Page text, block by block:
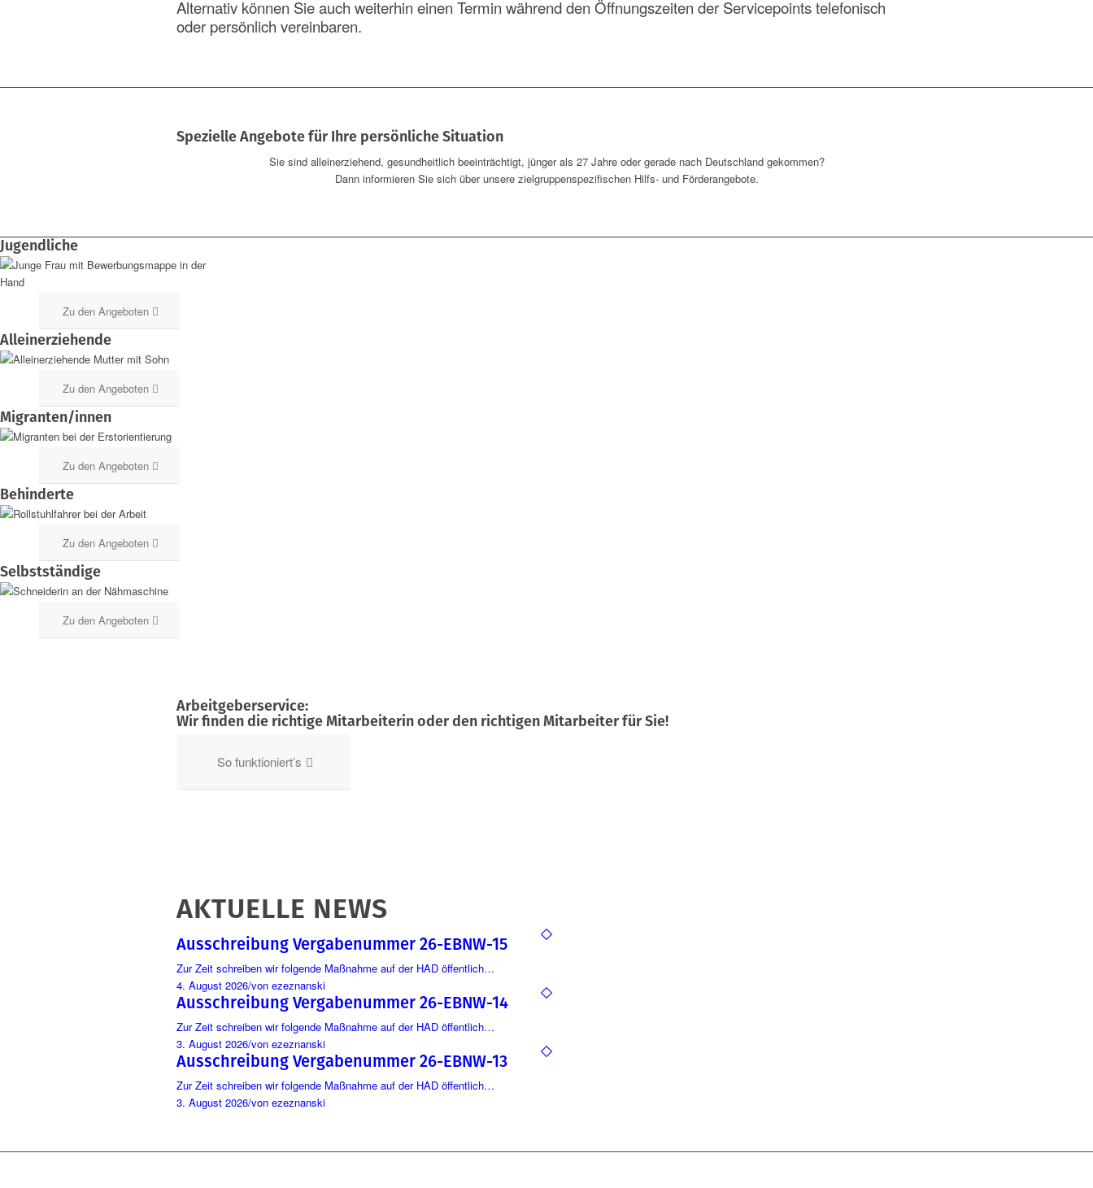
Alternativ können Sie auch weiterhin einen Termin während den Öffnungszeiten der Servicepoints telefonisch
oder persönlich vereinbaren.
Spezielle Angebote für Ihre persönliche Situation
Sie sind alleinerziehend, gesundheitlich beeinträchtigt, jünger als 27 Jahre oder gerade nach Deutschland gekommen?
Dann informieren Sie sich über unsere zielgruppenspezifischen Hilfs- und Förderangebote.
Jugendliche
Zu den Angeboten
Alleinerziehende
Zu den Angeboten
Migranten/innen
Zu den Angeboten
Behinderte
Zu den Angeboten
Selbstständige
Zu den Angeboten
Arbeitgeberservice:
Wir finden die richtige Mitarbeiterin oder den richtigen Mitarbeiter für Sie!
So funktioniert’s
AKTUELLE NEWS
Ausschreibung Vergabenummer 26-EBNW-15
Zur Zeit schreiben wir folgende Maßnahme auf der HAD öffentlich…
4. August 2026/von ezeznanski
Ausschreibung Vergabenummer 26-EBNW-14
Zur Zeit schreiben wir folgende Maßnahme auf der HAD öffentlich…
3. August 2026/von ezeznanski
Ausschreibung Vergabenummer 26-EBNW-13
Zur Zeit schreiben wir folgende Maßnahme auf der HAD öffentlich…
3. August 2026/von ezeznanski